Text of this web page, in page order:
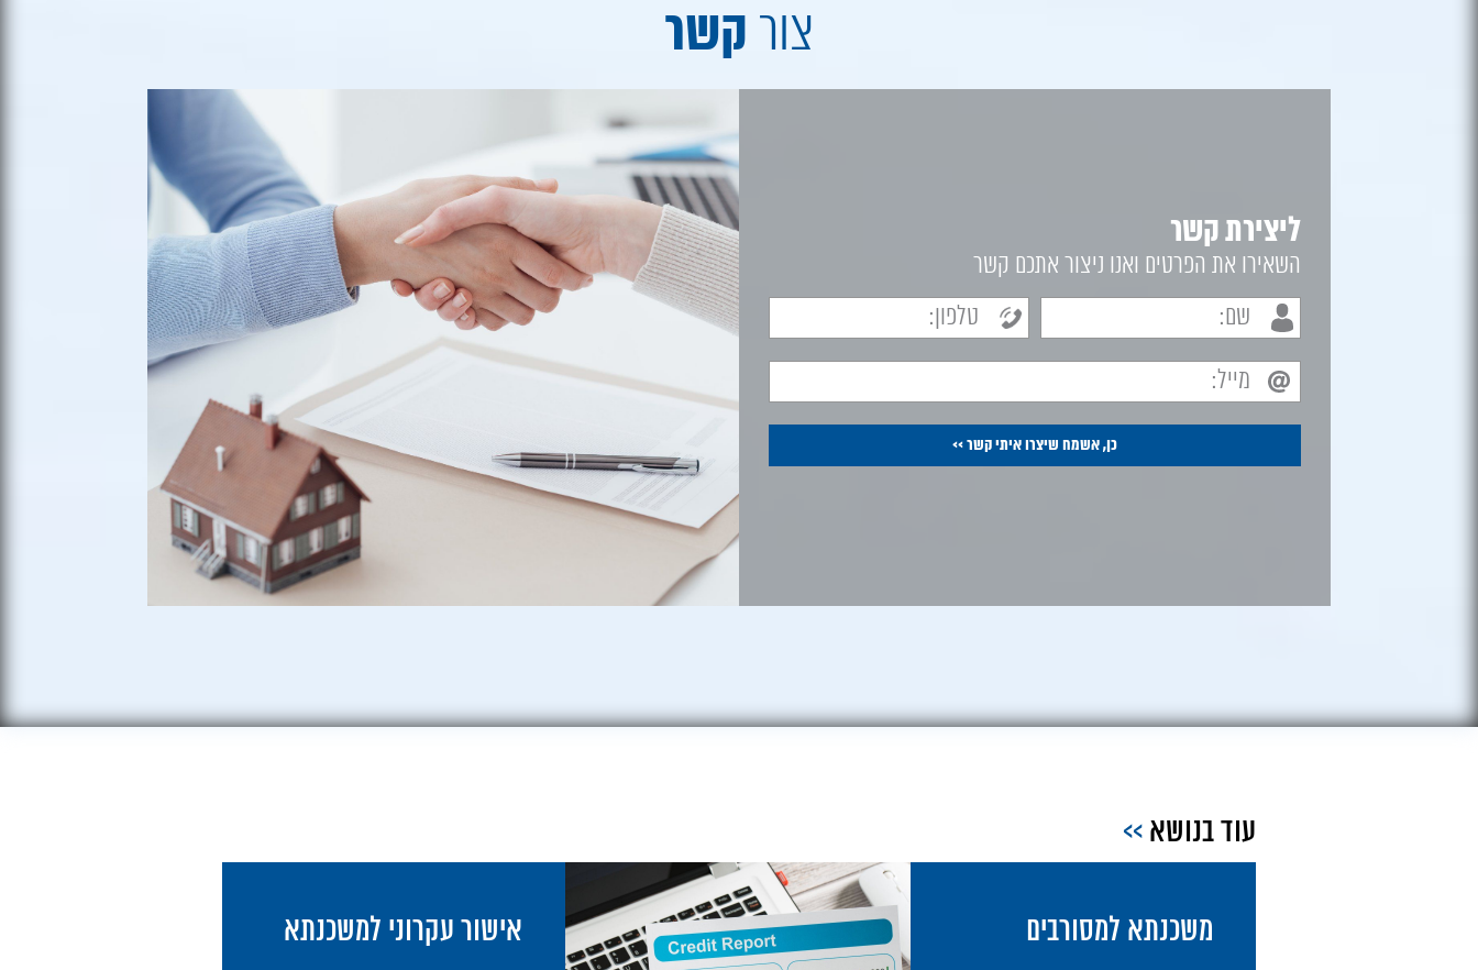
צור קשר
ליצירת קשר
השאירו את הפרטים ואנו ניצור אתכם קשר
עוד בנושא >>
אישור עקרוני למשכנתא
משכנתא?